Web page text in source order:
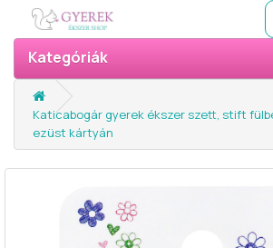
Kategóriák
Katicabogár gyerek ékszer szett, stift
ezüst kártyán